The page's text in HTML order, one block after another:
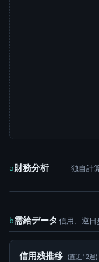
a財務分析 独自計
b需給データ 信用、逆
信用残推移 (直近12週)